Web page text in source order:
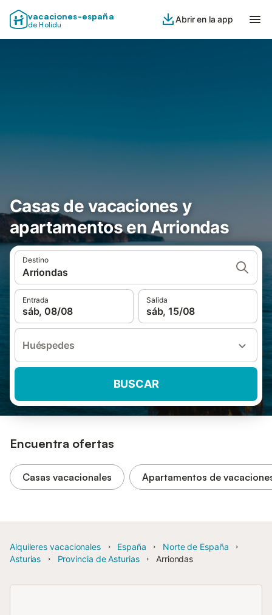
vacaciones-españa
de Holidu
Abrir en la app
Casas de vacaciones y
apartamentos en Arriondas
Destino
Arriondas
Entrada
sáb, 08/08
Salida
sáb, 15/08
Huéspedes
BUSCAR
Encuentra ofertas
Casas vacacionales Apartamentos de
Alquileres vacacionales España
Norte de España
Asturias
Provincia de Asturias Arriondas